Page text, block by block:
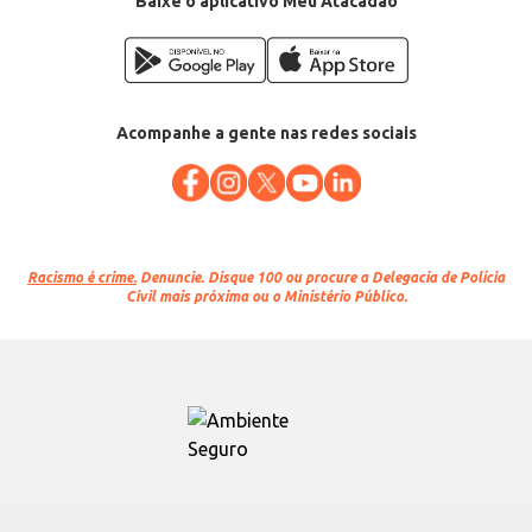
Acompanhe a gente nas redes sociais
Racismo é crime. Denuncie. Disque 100 ou procure a Delegacia de Polícia
Civil mais próxima ou o Ministério Público.